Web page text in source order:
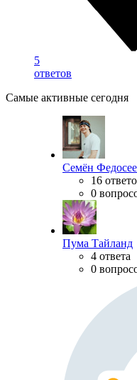
5
ответов
Самые активные сегодня
Семён
16
0
Пума Тайланд
4 ответа
0